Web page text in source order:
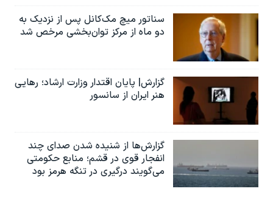
سناتور میچ مک‌کانل پس از نزدیک به
دو ماه از مرکز توان‌بخشی مرخص شد
گزارش| پایان اقتدار وزارت ارشاد؛ رهایی
هنر ایران از سانسور
گزارش‌ها از شنیده شدن صدای چند
انفجار قوی در قشم؛ منابع حکومتی
می‌گویند درگیری در تنگه هرمز بود